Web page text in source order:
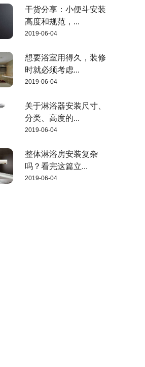
干货分享：小便斗安装
高度和规范，...
2019-06-04
想要浴室用得久，装修
时就必须考虑...
2019-06-04
关于淋浴器安装尺寸、
分类、高度的...
2019-06-04
整体淋浴房安装复杂
吗？看完这篇立...
2019-06-04